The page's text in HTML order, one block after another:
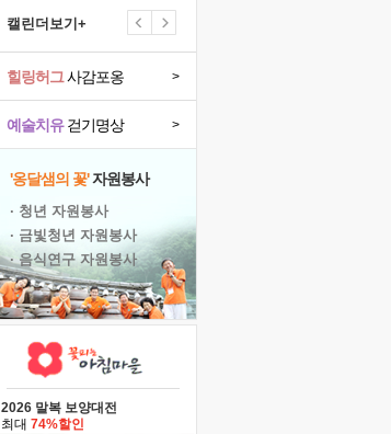
캘린더보기+
예술치유걷기명상 >
힐링허그사감포옹 >
'옹달샘의 꽃'자원봉사
· 청년 자원봉사
· 금빛청년 자원봉사
· 음식연구 자원봉사
2026 말복 보양대전
최대 74%할인